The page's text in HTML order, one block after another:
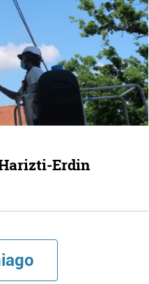
Erdin